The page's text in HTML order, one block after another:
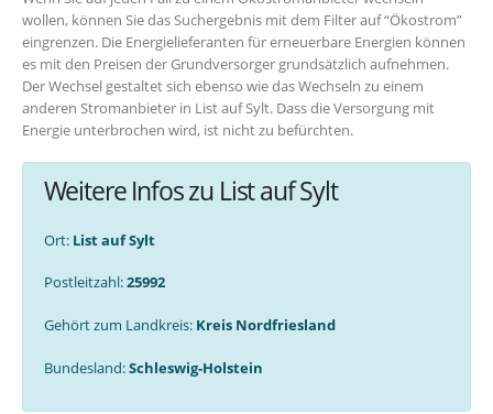
wollen, können Sie das Suchergebnis mit dem Filter auf “Ökostrom”
eingrenzen. Die Energielieferanten für erneuerbare Energien können
es mit den Preisen der Grundversorger grundsätzlich aufnehmen.
Der Wechsel gestaltet sich ebenso wie das Wechseln zu einem
anderen Stromanbieter in List auf Sylt. Dass die Versorgung mit
Energie unterbrochen wird, ist nicht zu befürchten.
Weitere Infos zu List auf Sylt
Ort: List auf Sylt
Postleitzahl:25992
Gehört zum Landkreis: Kreis Nordfriesland
Bundesland:Schleswig-Holstein